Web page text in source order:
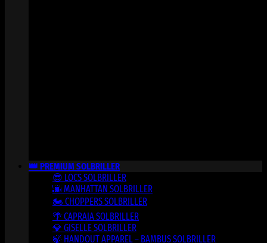
👑 PREMIUM SOLBRILLER
😎 LOCS SOLBRILLER
🌆 MANHATTAN SOLBRILLER
🏍️ CHOPPERS SOLBRILLER
🌴 CAPRAIA SOLBRILLER
💎 GISELLE SOLBRILLER
🍃 HANDOUT APPAREL – BAMBUS SOLBRILLER